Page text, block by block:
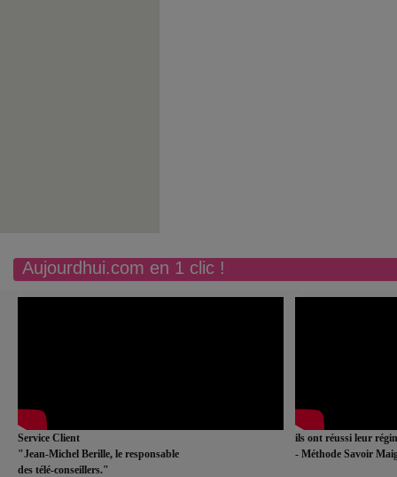
Aujourdhui.com en 1 clic !
Service Client
"Jean-Michel Berille, le responsable
des télé-conseillers."
ils ont réussi leur
- Méthode Savoir